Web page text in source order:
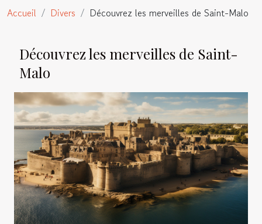
Accueil Divers Découvrez les merveilles de Saint-Malo
Découvrez les merveilles de Saint-
Malo